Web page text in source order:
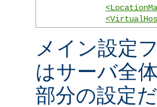
メイン設定
はサーバ全
部分の設定